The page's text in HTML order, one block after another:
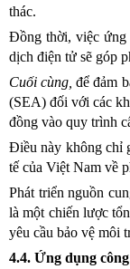
thác.
Đồng thời, việc ứng
dịch điện tử sẽ góp
Cuối cùng, để đảm
(SEA) đối với các
đồng vào quy trình
Điều này không chỉ
tế của Việt Nam về
Phát triển nguồn
là một chiến lược
yêu cầu bảo vệ môi
4.4. Ứng dụng